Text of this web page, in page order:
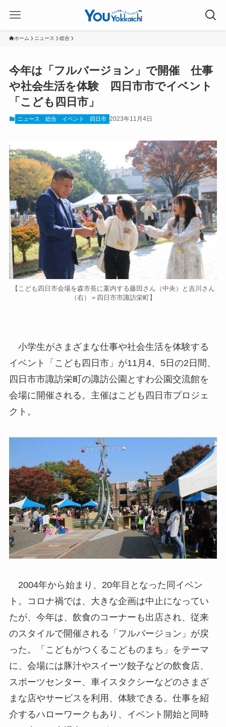
ホーム ニュース 総合
今年は「フルバージョン」で開催 仕事
や社会生活を体験 四日市市でイベント
「こども四日市」
ニュース 総合 イベント 四日市 2023年11月4日
【こども四日市会場を森市長に案内する藤田さん（中央）と吉川さん
（右）＝四日市市諏訪栄町】
小学生がさまざまな仕事や社会生活を体験する
イベント「こども四日市」が11月4、5日の2日間、
四日市市諏訪栄町の諏訪公園とすわ公園交流館を
会場に開催される。主催はこども四日市プロジェ
クト。
2004年から始まり、20年目となった同イベン
ト。コロナ禍では、大きな企画は中止になってい
たが、今年は、飲食のコーナーも出店され、従来
のスタイルで開催される「フルバージョン」が戻
った。「こどもがつくるこどものまち」をテーマ
に、会場には豚汁やスイーツ餃子などの飲食店、
スポーツセンター、車イスタクシーなどのさまざ
まな店やサービスを利用、体験できる。仕事を紹
介するハローワークもあり、イベント開始と同時